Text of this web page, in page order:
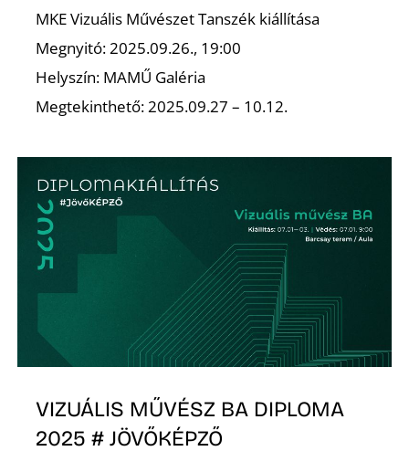
MKE Vizuális Művészet Tanszék kiállítása
Megnyitó: 2025.09.26., 19:00
Helyszín: MAMŰ Galéria
Megtekinthető: 2025.09.27 – 10.12.
VIZUÁLIS MŰVÉSZ BA DIPLOMA
2025 # JÖVŐKÉPZŐ